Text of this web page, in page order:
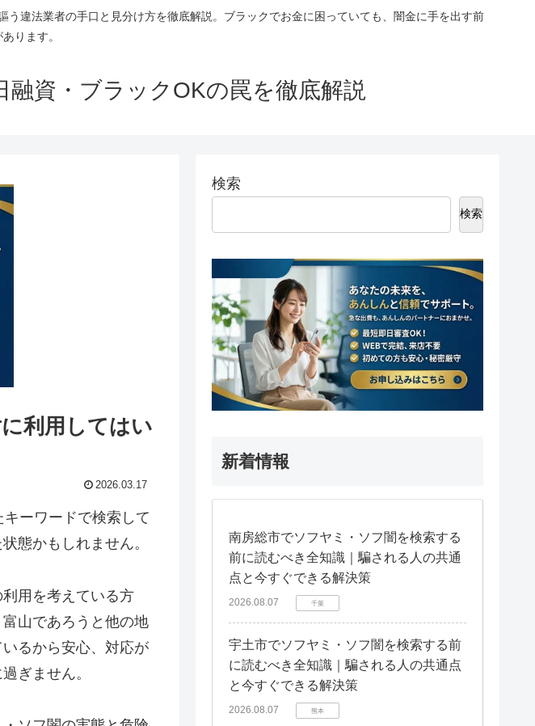
違法業者の手口と見分け方を徹底解説。ブラックでお金に困っていても、闇金に手を出す前
ります。
資・ブラックOKの罠を徹底解説
利用してはい
2026.03.17
ーワードで検索して
態かもしれません。
用を考えている方
山であろうと他の地
るから安心、対応が
ぎません。
検索
検索
新着情報
南房総市でソフヤミ・ソフ闇を検索する
前に読むべき全知識｜騙される人の共通
点と今すぐできる解決策
2026.08.07 千葉
宇土市でソフヤミ・ソフ闇を検索する前
に読むべき全知識｜騙される人の共通点
と今すぐできる解決策
2026.08.07 熊本